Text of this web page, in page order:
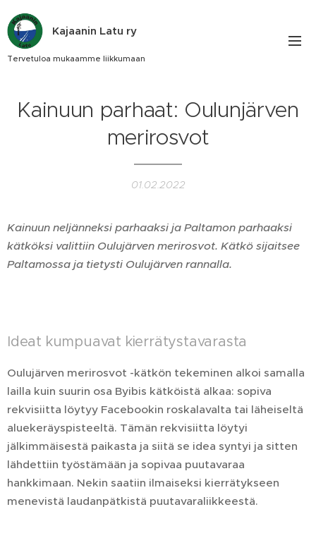
Kajaanin Latu ry
Tervetuloa mukaamme liikkumaan
Kainuun parhaat: Oulunjärven
merirosvot
01.02.2022
Kainuun neljänneksi parhaaksi ja Paltamon parhaaksi
kätköksi valittiin Oulujärven merirosvot. Kätkö sijaitsee
Paltamossa ja tietysti Oulujärven rannalla.
Ideat kumpuavat kierrätystavarasta
Oulujärven merirosvot -kätkön tekeminen alkoi samalla
lailla kuin suurin osa Byibis kätköistä alkaa: sopiva
rekvisiitta löytyy Facebookin roskalavalta tai läheiseltä
aluekeräyspisteeltä. Tämän rekvisiitta löytyi
jälkimmäisestä paikasta ja siitä se idea syntyi ja sitten
lähdettiin työstämään ja sopivaa puutavaraa
hankkimaan. Nekin saatiin ilmaiseksi kierrätykseen
menevistä laudanpätkistä puutavaraliikkeestä.